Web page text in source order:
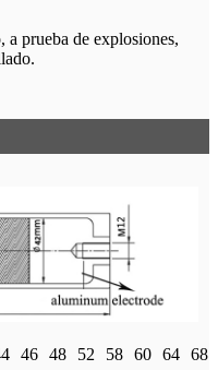
prueba de explosiones,
46 48 52 58 60 64 68